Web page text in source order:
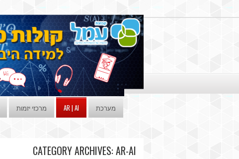
מרכזי יזמות AR | AI מערכת
CATEGORY ARCHIVES:AR-AI